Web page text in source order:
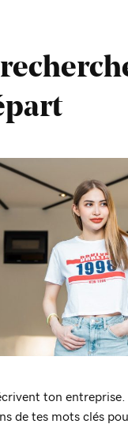
ton
de tes mots clés